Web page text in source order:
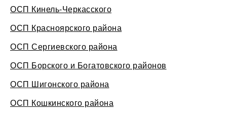
ОСП Кинель-Черкасского
ОСП Красноярского района
ОСП Сергиевского района
ОСП Борского и Богатовского районов
ОСП Шигонского района
ОСП Кошкинского района